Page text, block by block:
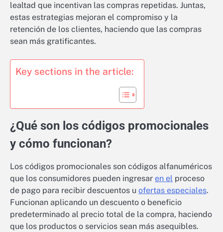
lealtad que incentivan las compras repetidas. Juntas,
estas estrategias mejoran el compromiso y la
retención de los clientes, haciendo que las compras
sean más gratificantes.
Key sections in the article:
¿Qué son los códigos promocionales
y cómo funcionan?
Los códigos promocionales son códigos alfanuméricos
que los consumidores pueden ingresar en el proceso
de pago para recibir descuentos u ofertas especiales.
Funcionan aplicando un descuento o beneficio
predeterminado al precio total de la compra, haciendo
que los productos o servicios sean más asequibles.